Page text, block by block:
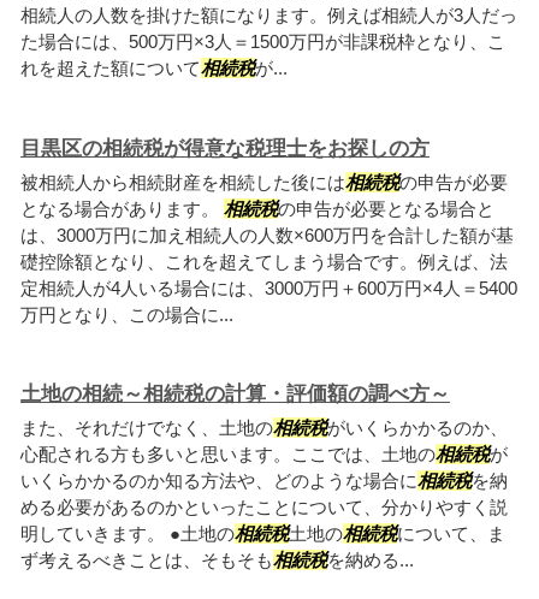
相続人の人数を掛けた額になります。例えば相続人が3人だっ
た場合には、500万円×3人＝1500万円が非課税枠となり、こ
れを超えた額について相続税が...
目黒区の相続税が得意な税理士をお探しの方
被相続人から相続財産を相続した後には相続税の申告が必要
となる場合があります。 相続税の申告が必要となる場合と
は、3000万円に加え相続人の人数×600万円を合計した額が基
礎控除額となり、これを超えてしまう場合です。例えば、法
定相続人が4人いる場合には、3000万円＋600万円×4人＝5400
万円となり、この場合に...
土地の相続～相続税の計算・評価額の調べ方～
また、それだけでなく、土地の相続税がいくらかかるのか、
心配される方も多いと思います。ここでは、土地の相続税が
いくらかかるのか知る方法や、どのような場合に相続税を納
める必要があるのかといったことについて、分かりやすく説
明していきます。 ●土地の相続税土地の相続税について、ま
ず考えるべきことは、そもそも相続税を納める...